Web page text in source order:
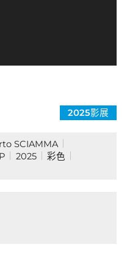
2025影展
SCIAMMA
2025
彩色